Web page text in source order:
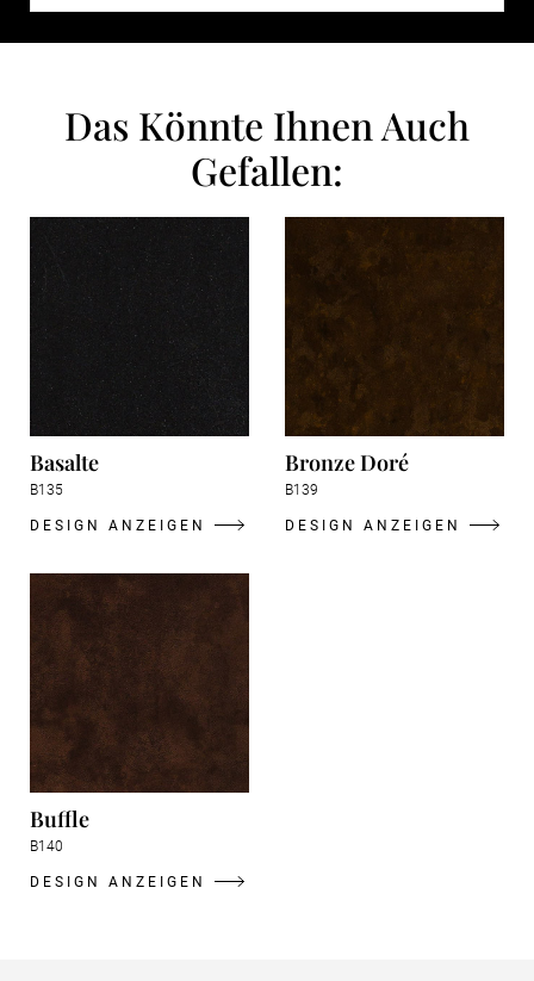
Das Könnte Ihnen Auch
Gefallen:
Basalte
B135
DESIGN ANZEIGEN
Bronze Doré
B139
DESIGN ANZEIGEN
Buffle
B140
DESIGN ANZEIGEN